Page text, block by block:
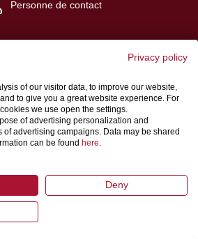
Personne de contact
de vente et de livraison
des données
2026 Schwer Fittings
Privacy policy
of our visitor data, to improve our website,
to give you a great website experience. For
we use open the settings.
of advertising personalization and
advertising campaigns. Data may be shared
can be found here.
Deny